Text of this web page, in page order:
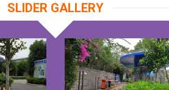
SLIDER GALLERY